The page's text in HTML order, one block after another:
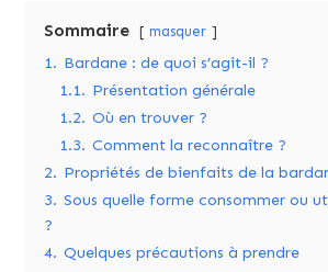
Sommaire masquer
1. Bardane : de quoi s’agit-il ?
1.1. Présentation générale
1.2. Où en trouver ?
1.3. Comment la reconnaître ?
2. Propriétés de bienfaits de la
3. Sous quelle forme consommer ou
?
4. Quelques précautions à prendre